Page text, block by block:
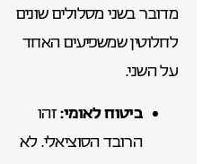
מדובר בשני מסלולים שונים
לחלוטין שמשפיעים האחד
על השני.
ביטוח לאומי:זהו
הרובד הסוציאלי. לא